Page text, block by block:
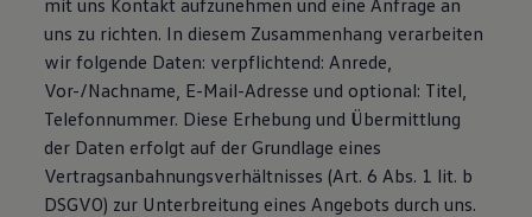
Lifestyle
Transport
Familie
Elektromobilität
Volkswagen R
Pannen- und Unfallhilfe
Volkswagen Kundenbetreuung
mit uns Kontakt aufzunehmen und eine Anfrage an
uns zu richten. In diesem Zusammenhang verarbeiten
wir folgende Daten: verpflichtend: Anrede,
Vor-/Nachname, E-Mail-Adresse und optional: Titel,
Telefonnummer. Diese Erhebung und Übermittlung
der Daten erfolgt auf der Grundlage eines
Vertragsanbahnungsverhältnisses (Art. 6 Abs. 1 lit. b
DSGVO) zur Unterbreitung eines Angebots durch uns.